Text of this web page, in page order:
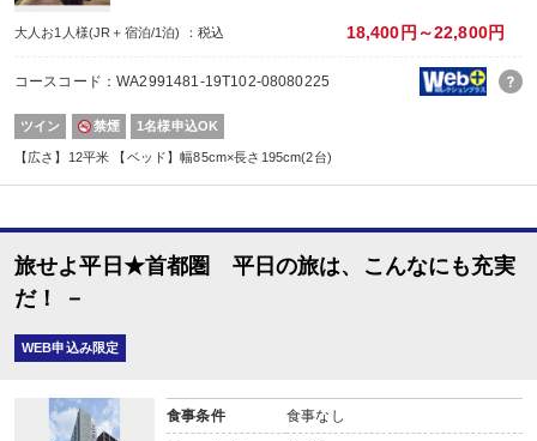
大人お1人様(JR＋宿泊/1泊) ：税込 18,400円～22,800円
コースコード：WA2991481-19T102-08080225
ツイン 禁煙 1名様申込OK
【広さ】12平米 【ベッド】幅85cm×長さ195cm(2台)
旅せよ平日★首都圏 平日の旅は、こんなにも充実
だ！ －
WEB申込み限定
食事条件 食事なし